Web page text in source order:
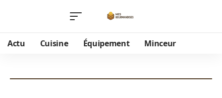
Actu Cuisine Équipement Minceur